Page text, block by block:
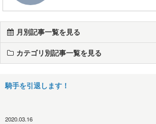
月別記事一覧を見る
カテゴリ別記事一覧を見る
騎手を引退します！
2020.03.16